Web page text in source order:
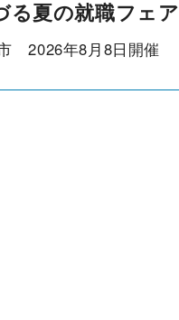
る夏の就職フェア
2026年8月8日開催